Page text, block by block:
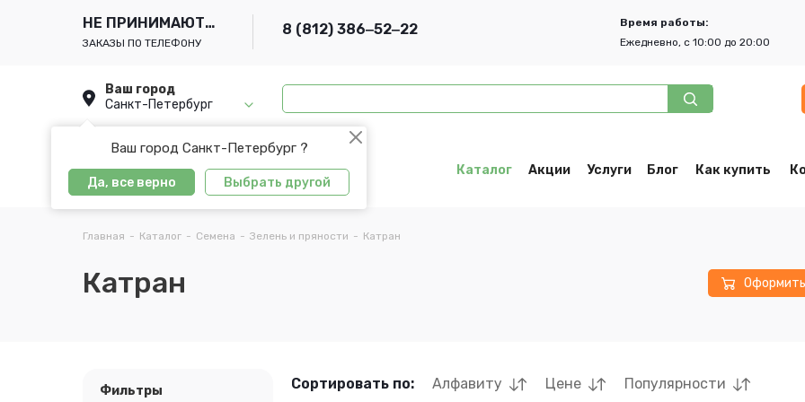
НЕ ПРИНИМАЮТСЯ
ЗАКАЗЫ ПО ТЕЛЕФОНУ
8 (812) 386‒52‒22
Время работы:
Ежедневно, с 10:00 до 20:00
Ваш город
Санкт-Петербург
Ваш город Санкт-Петербург ?
Да, все верно Выбрать другой
Каталог Акции Услуги Блог Как купить
Главная - Каталог - Семена - Зелень и пряности - Катран
Катран Оформить
Фильтры Сортировать по: Алфавиту Цене Популярности